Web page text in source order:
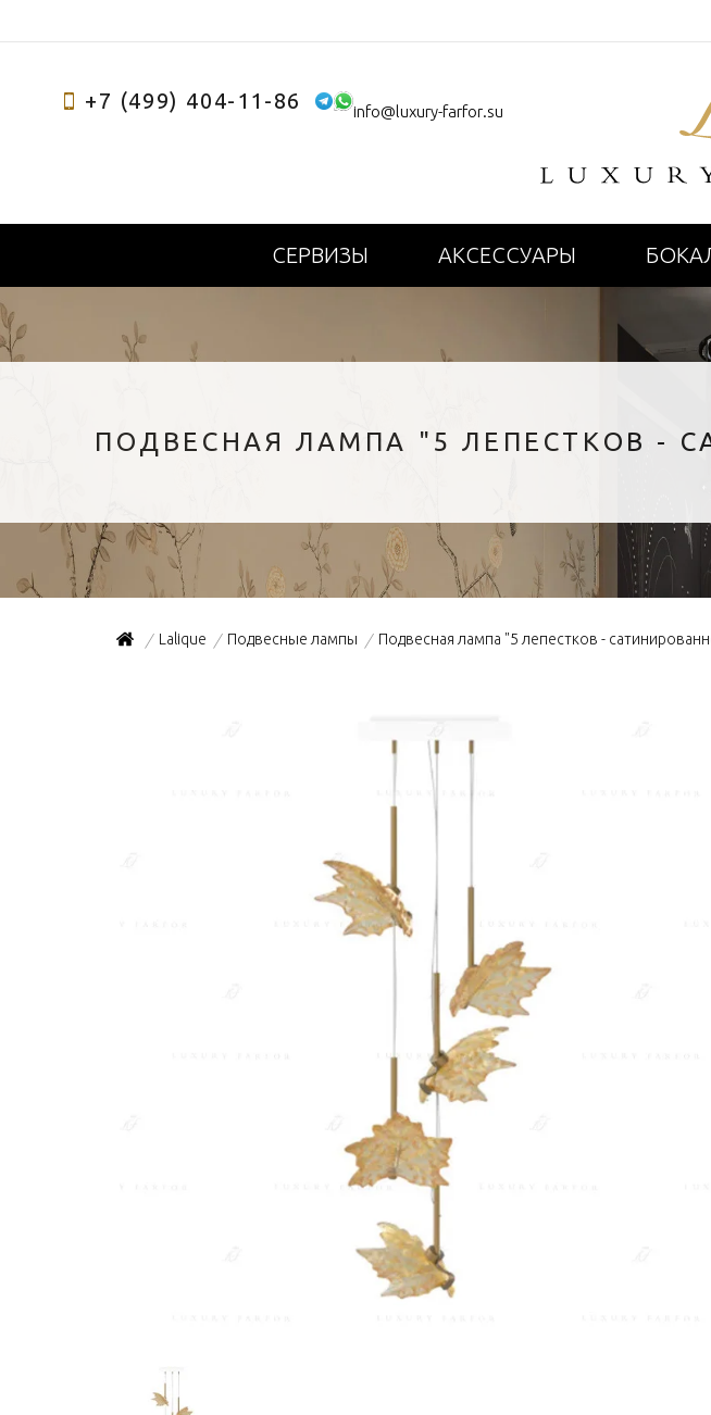
+7 (499) 404-11-86 info@luxury-farfor.su
СЕРВИЗЫ АКСЕССУАРЫ
ПОДВЕСНАЯ ЛАМПА "5 ЛЕПЕСТКОВ -
/ Lalique / Подвесные лампы / Подвесная лампа "5 лепестков -